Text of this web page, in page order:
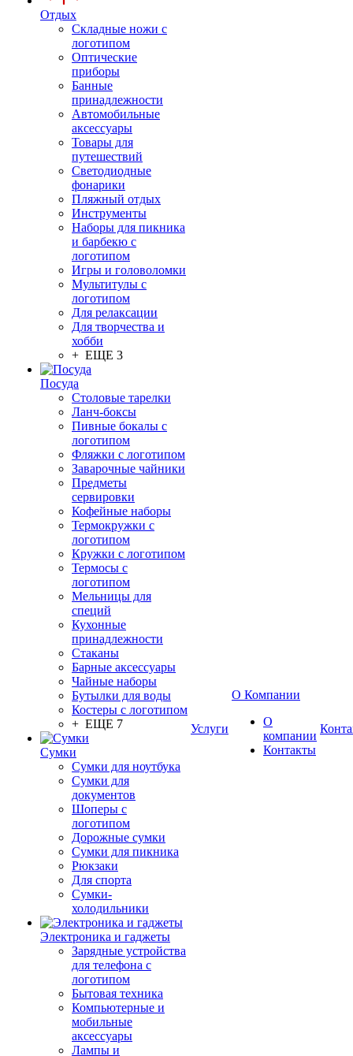
Отдых
Складные ножи с
логотипом
Оптические
приборы
Банные
принадлежности
Автомобильные
аксессуары
Товары для
путешествий
Светодиодные
фонарики
Пляжный отдых
Инструменты
Наборы для пикника
и барбекю с
логотипом
Игры и головоломки
Мультитулы с
логотипом
Для релаксации
Для творчества и
хобби
+ ЕЩЕ 3
Посуда
Столовые тарелки
Ланч-боксы
Пивные бокалы с
логотипом
Фляжки с логотипом
Заварочные чайники
Предметы
сервировки
Кофейные наборы
Термокружки с
логотипом
Кружки с логотипом
Термосы с
логотипом
Мельницы для
специй
Кухонные
принадлежности
Стаканы
Барные аксессуары
Чайные наборы
Бутылки для воды
Костеры с логотипом
+ ЕЩЕ 7
Сумки
Сумки для ноутбука
Сумки для
документов
Шоперы с
логотипом
Дорожные сумки
Сумки для пикника
Рюкзаки
Для спорта
Сумки-
холодильники
Электроника и гаджеты
Зарядные устройства
для телефона с
логотипом
Бытовая техника
Компьютерные и
мобильные
аксессуары
Лампы и
Услуги
О Компании
О
компании
Контакты